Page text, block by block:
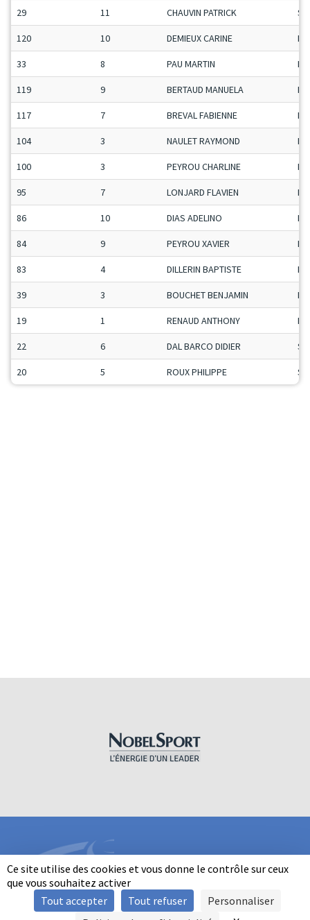
Ce site utilise des cookies et vous donne le contrôle sur ceux
que vous souhaitez activer
Tout accepter
Tout refuser
Personnaliser
29 11 CHAUVIN PATRICK
120 10 DEMIEUX CARINE
33 8 PAU MARTIN
119 9 BERTAUD MANUELA
117 7 BREVAL FABIENNE
104 3 NAULET RAYMOND
100 3 PEYROU CHARLINE
95 7 LONJARD FLAVIEN
86 10 DIAS ADELINO
84 9 PEYROU XAVIER
83 4 DILLERIN BAPTISTE
39 3 BOUCHET BENJAMIN
19 1 RENAUD ANTHONY
22 6 DAL BARCO DIDIER
20 5 ROUX PHILIPPE
INFORMATIONS